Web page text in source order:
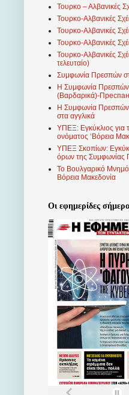
Τουρκο – Αλβανικές
Τουρκο-Αλβανικές
Τουρκο-Αλβανικές
Τουρκο-Αλβανικές
Τουρκο-Αλβανικές
τελευταίο)
Συμφωνία Πρεσπών
Η Συμφωνία Πρεσπών
(Βαρδαρικά)-
Η Συμφωνία
στα αγγλικά
ΥΠΕΞ: Εγκύκλιος για
ονόματος ‘Βόρεια
ΥΠΕΞ Σκοπίων:
όρων της Συμφωνίας
Το Βουλγαρικό
Βόρεια Μακεδονία
Οι εφημερίδες